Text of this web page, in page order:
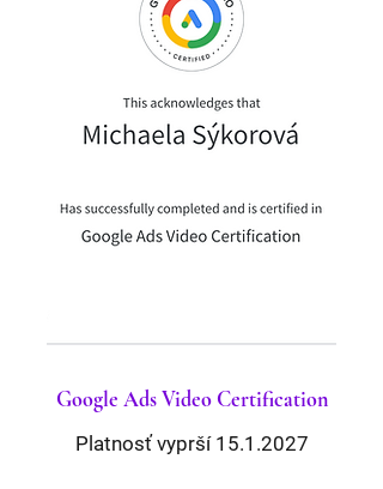
Google Ads VideoCertification
Platnosť vyprší 15.1.2027